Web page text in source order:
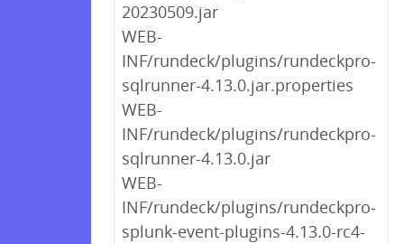
20230509.jar
WEB-
INF/rundeck/plugins/rundeckpro-
sqlrunner-4.13.0.jar.properties
WEB-
INF/rundeck/plugins/rundeckpro-
sqlrunner-4.13.0.jar
WEB-
INF/rundeck/plugins/rundeckpro-
splunk-event-plugins-4.13.0-rc4-